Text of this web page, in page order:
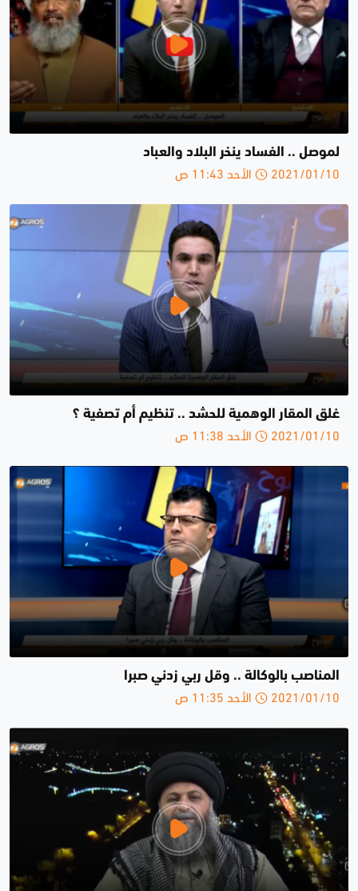
لموصل .. الفساد ينخر البلاد والعباد
2021/01/10 الأحد 11:43 ص
غلق المقار الوهمية للحشد .. تنظيم أم تصفية ؟
2021/01/10 الأحد 11:38 ص
المناصب بالوكالة .. وقل ربي زدني صبرا
2021/01/10 الأحد 11:35 ص